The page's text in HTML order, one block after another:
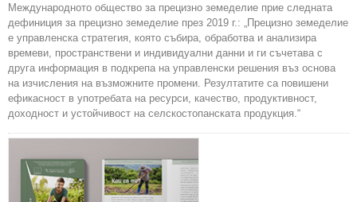
Международното общество за прецизно земеделие прие следната
дефиниция за прецизно земеделие през 2019 г.: „Прецизно земеделие
е управленска стратегия, която събира, обработва и анализира
времеви, пространствени и индивидуални данни и ги съчетава с
друга информация в подкрепа на управленски решения въз основа
на изчисления на възможните промени. Резултатите са повишени
ефикасност в употребата на ресурси, качество, продуктивност,
доходност и устойчивост на селскостопанската продукция.“